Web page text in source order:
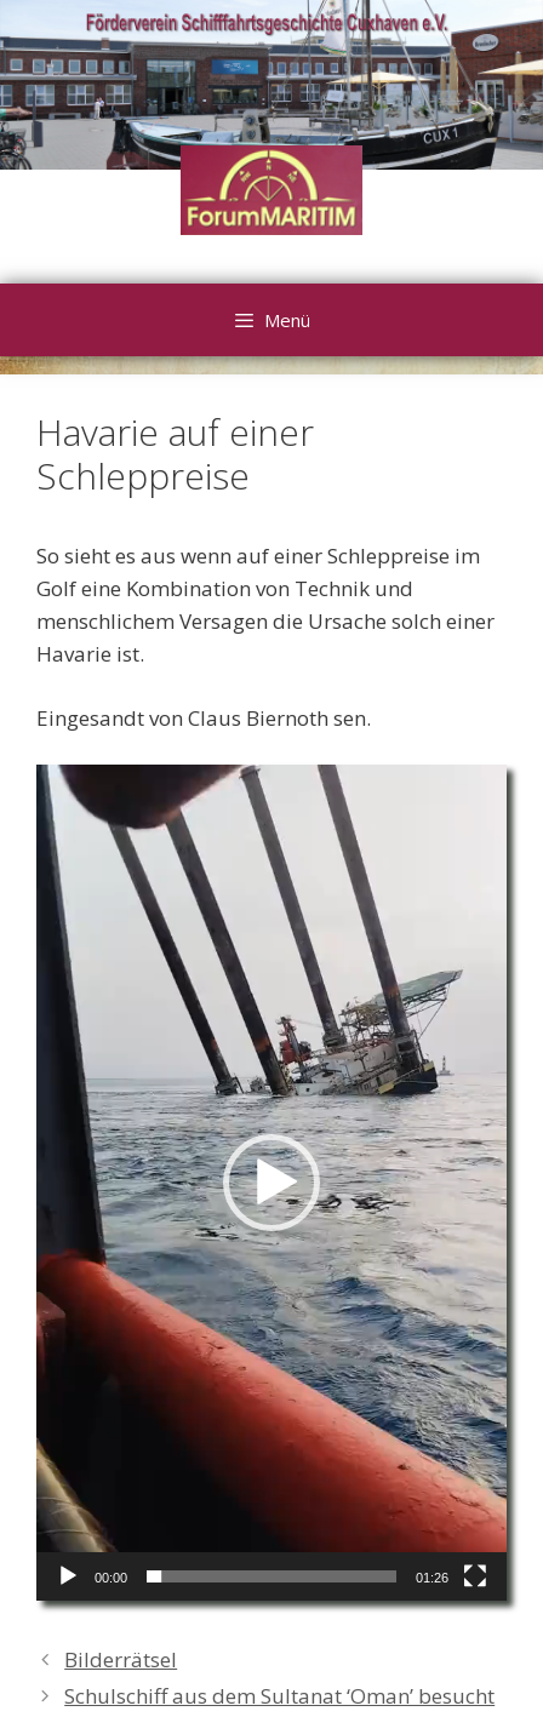
Inhalt
springen
Menü
Havarie auf einer
Schleppreise
So sieht es aus wenn auf einer Schleppreise im
Golf eine Kombination von Technik und
menschlichem Versagen die Ursache solch einer
Havarie ist.
Eingesandt von Claus Biernoth sen.
Video-
Player
00:00 01:26
Bilderrätsel
Schulschiff aus dem Sultanat ‘Oman’ besucht